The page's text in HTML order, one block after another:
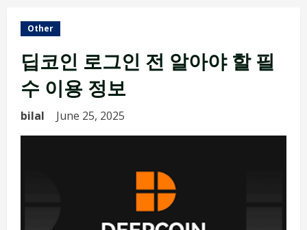
Other
딥코인 로그인 전 알아야 할 필
수 이용 정보
bilal June 25, 2025